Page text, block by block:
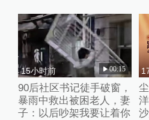
15小时前 00:15
90后社区书记徒手破窗，
暴雨中救出被困老人，妻
子：以后吵架我要让着你